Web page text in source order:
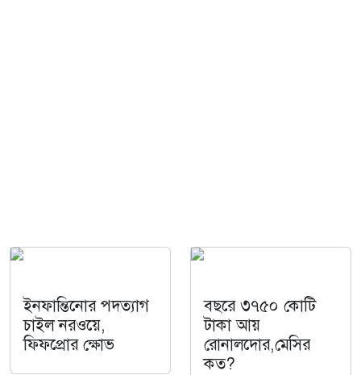
ইনফান্তিনোর পদত্যাগ
চাইল নরওয়ে,
ফিফপ্রোর ক্ষোভ
বছরে ৩৭৫০ কোটি
টাকা আয়
রোনালদোর,মেসির
কত?